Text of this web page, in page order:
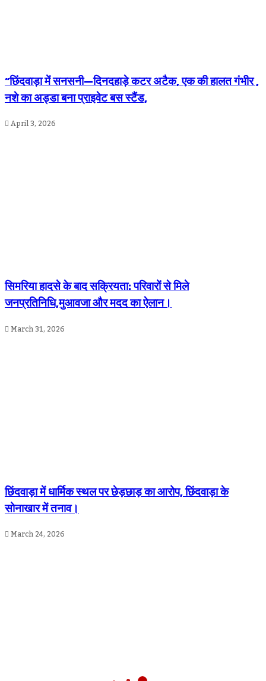
“छिंदवाड़ा में सनसनी—दिनदहाड़े कटर अटैक, एक की हालत गंभीर ,
नशे का अड्डा बना प्राइवेट बस स्टैंड,
April 3, 2026
सिमरिया हादसे के बाद सक्रियता: परिवारों से मिले
जनप्रतिनिधि,मुआवजा और मदद का ऐलान।
March 31, 2026
छिंदवाड़ा में धार्मिक स्थल पर छेड़छाड़ का आरोप, छिंदवाड़ा के
सोनाखार में तनाव।
March 24, 2026